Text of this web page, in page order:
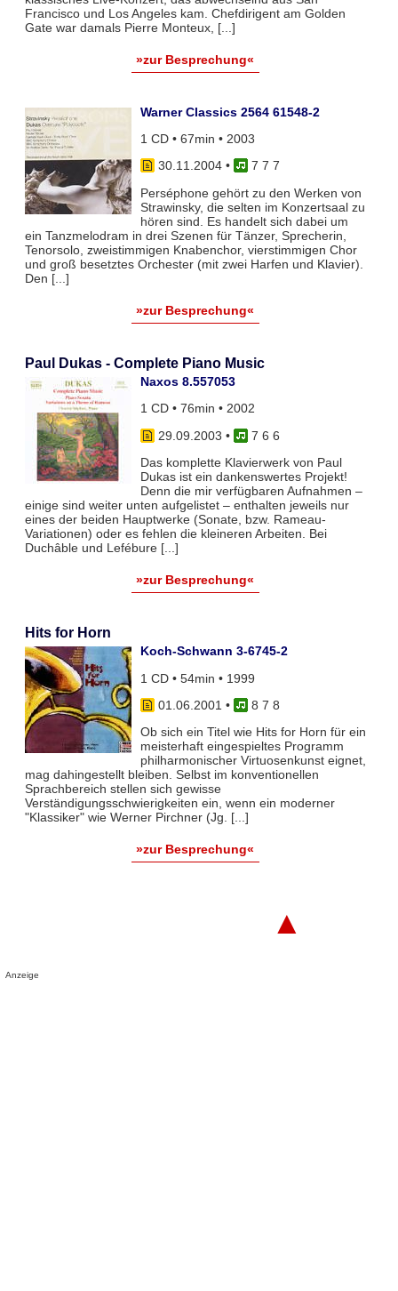
Francisco und Los Angeles kam. Chefdirigent am Golden
Gate war damals Pierre Monteux, [...]
»zur Besprechung«
Warner Classics 2564 61548-2
1 CD • 67min • 2003
30.11.2004•
7 7 7
Perséphone gehört zu den Werken von
Strawinsky, die selten im Konzertsaal zu
hören sind. Es handelt sich dabei um
ein Tanzmelodram in drei Szenen für Tänzer, Sprecherin,
Tenorsolo, zweistimmigen Knabenchor, vierstimmigen Chor
und groß besetztes Orchester (mit zwei Harfen und Klavier).
Den [...]
»zur Besprechung«
Paul Dukas - Complete Piano Music
Naxos 8.557053
1 CD • 76min • 2002
29.09.2003 •
7 6 6
Das komplette Klavierwerk von Paul
Dukas ist ein dankenswertes Projekt!
Denn die mir verfügbaren Aufnahmen –
einige sind weiter unten aufgelistet – enthalten jeweils nur
eines der beiden Hauptwerke (Sonate, bzw. Rameau-
Variationen) oder es fehlen die kleineren Arbeiten. Bei
Duchâble und Lefébure [...]
»zur Besprechung«
Hits for Horn
Koch-Schwann 3-6745-2
1 CD • 54min • 1999
01.06.2001 •
8 7 8
Ob sich ein Titel wie Hits for Horn für ein
meisterhaft eingespieltes Programm
philharmonischer Virtuosenkunst eignet,
mag dahingestellt bleiben. Selbst im konventionellen
Sprachbereich stellen sich gewisse
Verständigungsschwierigkeiten ein, wenn ein moderner
"Klassiker" wie Werner Pirchner (Jg. [...]
»zur Besprechung«
▲
Anzeige